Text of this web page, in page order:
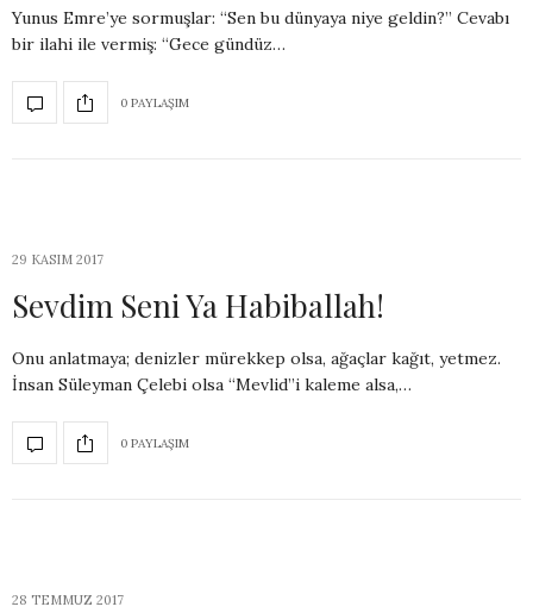
Yunus Emre’ye sormuşlar: ‘‘Sen bu dünyaya niye geldin?’’ Cevabı
bir ilahi ile vermiş: ‘‘Gece gündüz…
0 PAYLAŞIM
29 KASIM 2017
Sevdim Seni Ya Habiballah!
Onu anlatmaya; denizler mürekkep olsa, ağaçlar kağıt, yetmez.
İnsan Süleyman Çelebi olsa ‘‘Mevlid’’i kaleme alsa,…
0 PAYLAŞIM
28 TEMMUZ 2017